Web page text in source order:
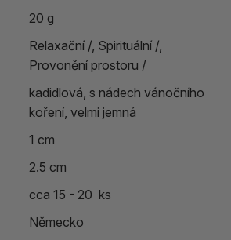
20 g
Relaxační /, Spirituální /,
Provonění prostoru /
kadidlová, s nádech vánočního
koření, velmi jemná
1 cm
2.5 cm
cca 15 - 20 ks
Německo